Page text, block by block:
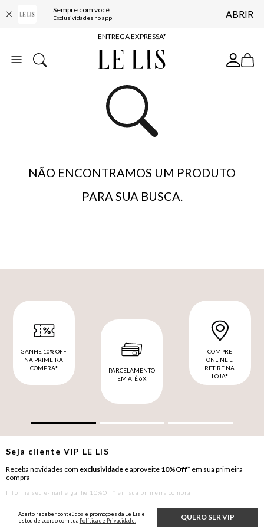
Sempre com você
Exclusividades no app ABRIR
COMPRE ONLINE E RETIRE EM LOJA*
ENTREGA EXPRESSA*
FRETE GRÁTIS*
10% OFF NA PRIMEIRA COMPRA*
NÃO ENCONTRAMOS UM PRODUTO
PARA SUA BUSCA.
GANHE 10% OFF
NA PRIMEIRA
COMPRA*
PARCELAMENTO
EM ATÉ 6X
COMPRE
ONLINE E
RETIRE NA
LOJA*
Seja clienteVIP LE LIS
Receba novidades com exclusividade e aproveite 10%Off* em sua primeira
compra
QUERO SER VIP
Aceito receber conteúdos e promoções da Le Lis e
estou de acordo com sua Política de Privacidade.